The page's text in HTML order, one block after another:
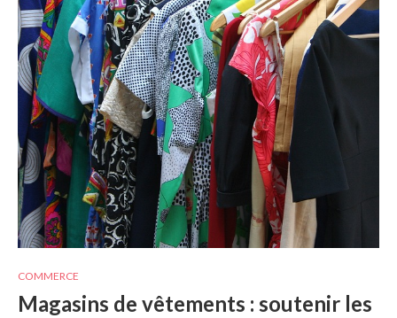
COMMERCE
Magasins de vêtements : soutenir les